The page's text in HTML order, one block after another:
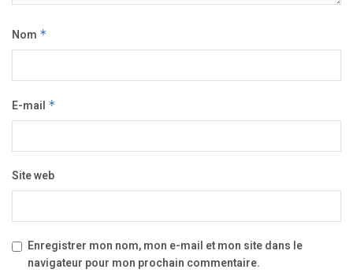
Nom *
E-mail *
Site web
Enregistrer mon nom, mon e-mail et mon site dans le
navigateur pour mon prochain commentaire.